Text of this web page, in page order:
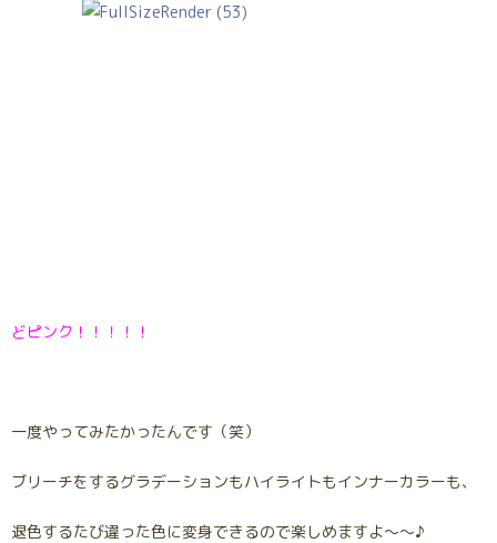
どピンク！！！！！
一度やってみたかったんです（笑）
ブリーチをするグラデーションもハイライトもインナーカラーも、
退色するたび違った色に変身できるので楽しめますよ～～♪